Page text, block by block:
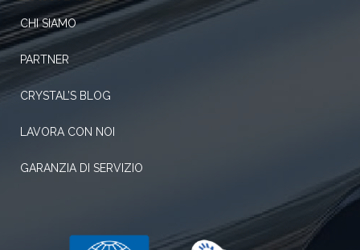
CHI SIAMO
PARTNER
CRYSTAL’S BLOG
LAVORA CON NOI
GARANZIA DI SERVIZIO